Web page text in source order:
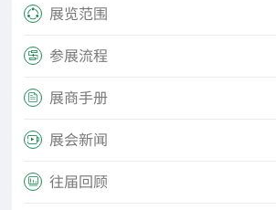
 展览范围
 参展流程
 展商手册
 展会新闻
 往届回顾